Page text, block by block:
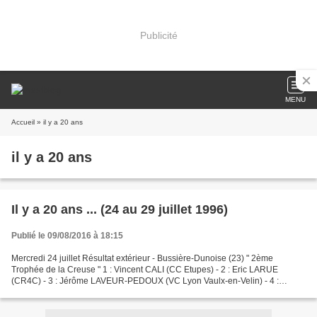
Publicité
MENU
Accueil » il y a 20 ans
il y a 20 ans
Il y a 20 ans ... (24 au 29 juillet 1996)
Publié le 09/08/2016 à 18:15
Mercredi 24 juillet Résultat extérieur - Bussière-Dunoise (23) " 2ème
Trophée de la Creuse " 1 : Vincent CALI (CC Etupes) - 2 : Eric LARUE
(CR4C) - 3 : Jérôme LAVEUR-PEDOUX (VC Lyon Vaulx-en-Velin) - 4 :